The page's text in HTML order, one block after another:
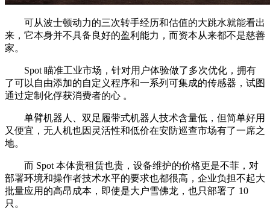
可从波士顿动力的三次转手经历和估值的大跳水就能看出
来，它本身并不具备良好的盈利能力，而资本从来都不是慈善
家。
Spot 瞄准工业市场，针对用户体验做了多次优化，拥有
了可以自由添加的自定义程序和一系列可集成的传感器，试图
通过定制化俘获消费者的心 。
单臂机器人、双足履带式机器人技术含量低，但简单好用
又便宜，无人机也因灵活性和低价在安防巡查市场有了一席之
地。
而 Spot 本体贵租赁也贵，设备维护的价格更是不菲，对
部署环境和操作者技术水平的要求也都很高，企业负担不起大
批量应用的高昂成本，即使是大户雪佛龙，也只部署了 10
只。